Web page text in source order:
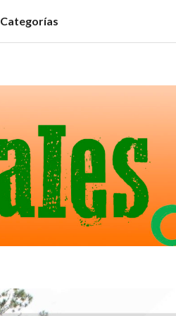
Categorías